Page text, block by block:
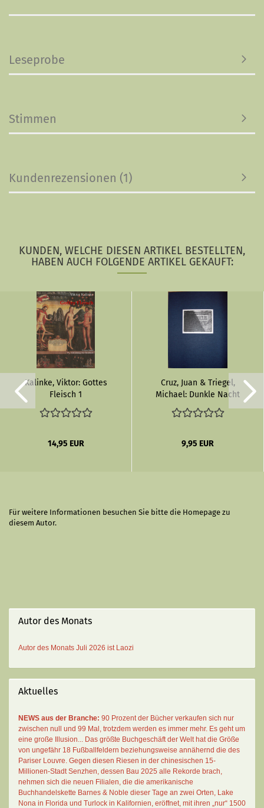
Leseprobe
Stimmen
Kundenrezensionen (1)
KUNDEN, WELCHE DIESEN ARTIKEL BESTELLTEN,
HABEN AUCH FOLGENDE ARTIKEL GEKAUFT:
Kalinke, Viktor: Gottes
Fleisch 1
14,95 EUR
Cruz, Juan & Triegel,
Michael: Dunkle Nacht
9,95 EUR
Für weitere Informationen besuchen Sie bitte die Homepage zu
diesem Autor.
Autor des Monats
Autor des Monats Juli 2026 ist Laozi
Aktuelles
NEWS aus der Branche: 90 Prozent der Bücher verkaufen sich nur
zwischen null und 99 Mal , trotzdem werden es immer mehr. Es geht um
eine große Illusion... Das größte Buchgeschäft der Welt hat die Größe
von ungefähr 18 Fußballfeldern beziehungsweise annähernd die des
Pariser Louvre. Gegen diesen Riesen in der chinesischen 15-
Millionen-Stadt Senzhen, dessen Bau 2025 alle Rekorde brach,
nehmen sich die neuen Filialen, die die amerikanische
Buchhandelskette Barnes & Noble dieser Tage an zwei Orten, Lake
Nona in Florida und Turlock in Kalifornien, eröffnet, mit ihren „nur“ 1500